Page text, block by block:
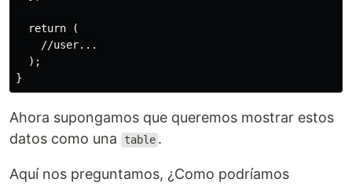
  return (
    //user...
  );
Ahora supongamos que queremos mostrar estos
datos como una
table .
Aquí nos preguntamos, ¿Como podríamos